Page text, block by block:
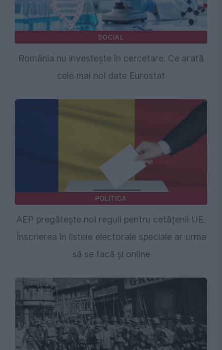
SOCIAL
România nu investește în cercetare. Ce arată
cele mai noi date Eurostat
POLITICA
AEP pregătește noi reguli pentru cetățenii UE.
Înscrierea în listele electorale speciale ar urma
să se facă și online